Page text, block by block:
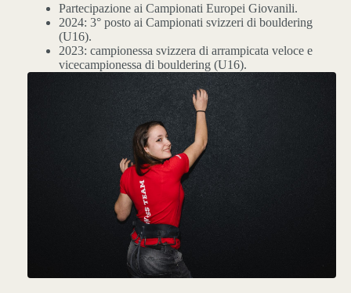
Partecipazione ai Campionati Europei Giovanili.
2024: 3° posto ai Campionati svizzeri di bouldering
(U16).
2023: campionessa svizzera di arrampicata veloce e
vicecampionessa di bouldering (U16).